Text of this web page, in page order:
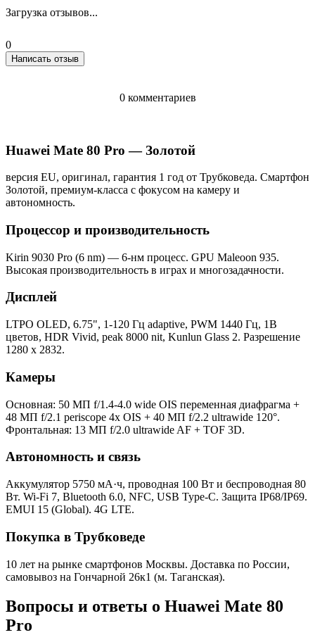
Загрузка отзывов...
0
Написать отзыв
0 комментариев
Huawei Mate 80 Pro — Золотой
версия EU, оригинал, гарантия 1 год от Трубковеда. Смартфон
Золотой, премиум-класса с фокусом на камеру и
автономность.
Процессор и производительность
Kirin 9030 Pro (6 nm) — 6-нм процесс. GPU Maleoon 935.
Высокая производительность в играх и многозадачности.
Дисплей
LTPO OLED, 6.75", 1-120 Гц adaptive, PWM 1440 Гц, 1B
цветов, HDR Vivid, peak 8000 nit, Kunlun Glass 2. Разрешение
1280 x 2832.
Камеры
Основная: 50 МП f/1.4-4.0 wide OIS переменная диафрагма +
48 МП f/2.1 periscope 4x OIS + 40 МП f/2.2 ultrawide 120°.
Фронтальная: 13 МП f/2.0 ultrawide AF + TOF 3D.
Автономность и связь
Аккумулятор 5750 мА·ч, проводная 100 Вт и беспроводная 80
Вт. Wi-Fi 7, Bluetooth 6.0, NFC, USB Type-C. Защита IP68/IP69.
EMUI 15 (Global). 4G LTE.
Покупка в Трубковеде
10 лет на рынке смартфонов Москвы. Доставка по России,
самовывоз на Гончарной 26к1 (м. Таганская).
Вопросы и ответы о Huawei Mate 80
Pro